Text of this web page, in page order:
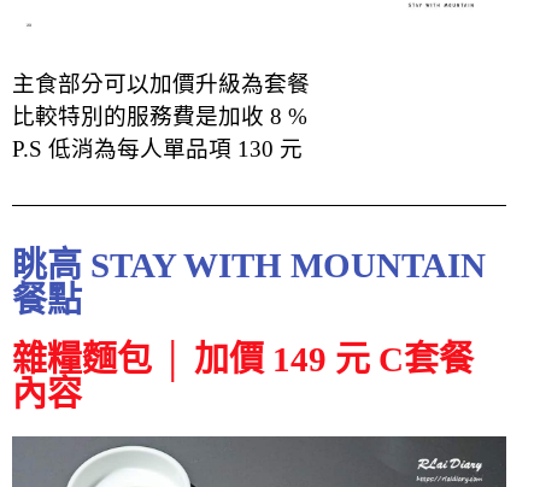
主食部分可以加價升級為套餐
比較特別的服務費是加收 8 %
P.S 低消為每人單品項 130 元
眺高 STAY WITH MOUNTAIN
餐點
雜糧麵包 │ 加價 149 元 C套餐
內容